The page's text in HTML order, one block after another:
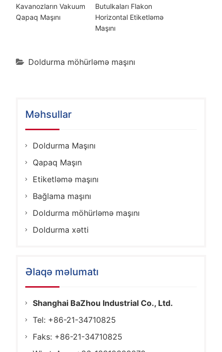
Kavanozların Vakuum
Qapaq Maşını
Butulkaları Flakon
Horizontal Etiketləmə
Maşını
Doldurma möhürləmə maşını
Məhsullar
Doldurma Maşını
Qapaq Maşın
Etiketləmə maşını
Bağlama maşını
Doldurma möhürləmə maşını
Doldurma xətti
Əlaqə məlumatı
Shanghai BaZhou Industrial Co., Ltd.
Tel: +86-21-34710825
Faks: +86-21-34710825